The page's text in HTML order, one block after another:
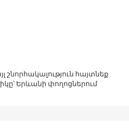
շնորհակալություն հայտնեք
Երևանի փողոցներում